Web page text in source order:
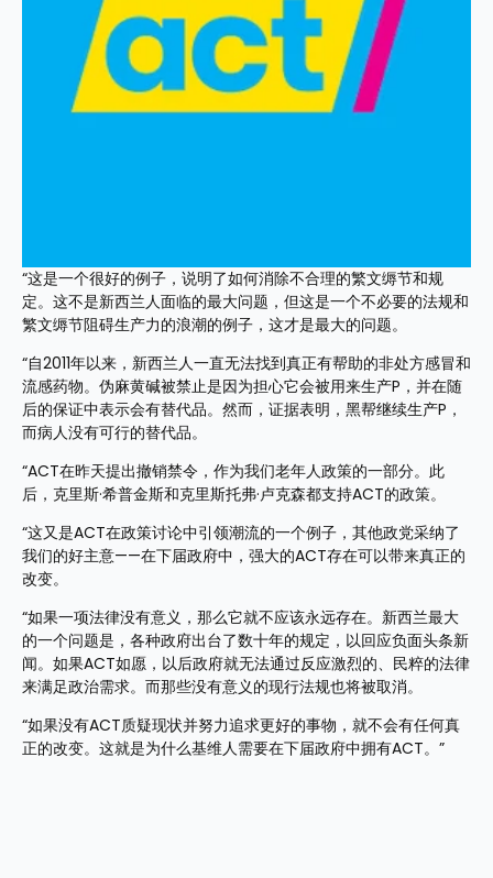
“这是一个很好的例子，说明了如何消除不合理的繁文缛节和规
定。这不是新西兰人面临的最大问题，但这是一个不必要的法规和
繁文缛节阻碍生产力的浪潮的例子，这才是最大的问题。
“自2011年以来，新西兰人一直无法找到真正有帮助的非处方感冒和
流感药物。伪麻黄碱被禁止是因为担心它会被用来生产P，并在随
后的保证中表示会有替代品。然而，证据表明，黑帮继续生产P，
而病人没有可行的替代品。
“ACT在昨天提出撤销禁令，作为我们老年人政策的一部分。此
后，克里斯·希普金斯和克里斯托弗·卢克森都支持ACT的政策。
“这又是ACT在政策讨论中引领潮流的一个例子，其他政党采纳了
我们的好主意——在下届政府中，强大的ACT存在可以带来真正的
改变。
“如果一项法律没有意义，那么它就不应该永远存在。新西兰最大
的一个问题是，各种政府出台了数十年的规定，以回应负面头条新
闻。如果ACT如愿，以后政府就无法通过反应激烈的、民粹的法律
来满足政治需求。而那些没有意义的现行法规也将被取消。
“如果没有ACT质疑现状并努力追求更好的事物，就不会有任何真
正的改变。这就是为什么基维人需要在下届政府中拥有ACT。”